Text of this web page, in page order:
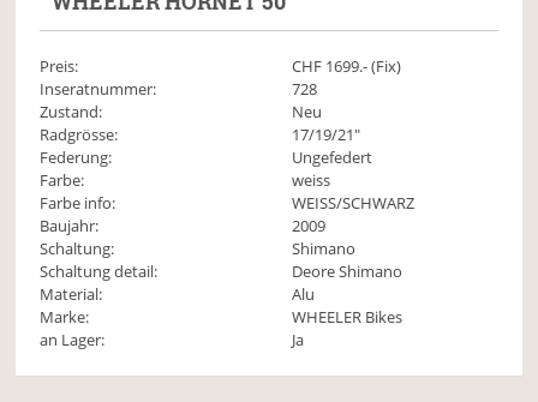
Preis: CHF 1699.- (Fix)
Inseratnummer:
728
Zustand:
Neu
Radgrösse:
17/19/21"
Federung:
Ungefedert
Farbe:
weiss
Farbe info:
WEISS/SCHWARZ
Baujahr:
2009
Schaltung:
Shimano
Schaltung detail:
Deore Shimano
Material:
Alu
Marke:
WHEELER Bikes
an Lager:
Ja